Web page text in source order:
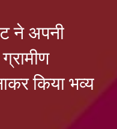
ने अपनी
किया भव्य